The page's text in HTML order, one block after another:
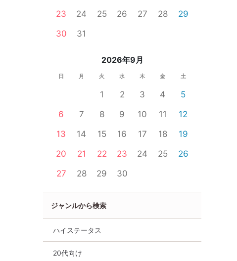
23
24 25 26 27 28
29
30
31
2026年9月
日 月 火 水 木 金 土
1 2 3 4
5
6
7 8 9 10 11
12
13
14 15 16 17 18
19
20
21 22 23 24 25
26
27
28 29 30
ジャンルから検索
ハイステータス
20代向け